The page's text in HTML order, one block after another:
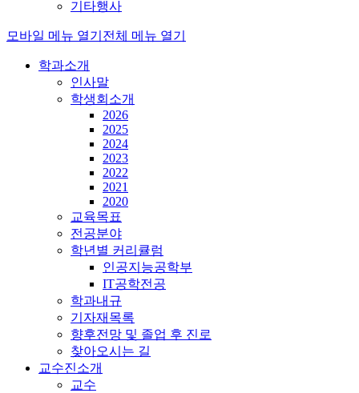
기타행사
모바일 메뉴 열기 전체 메뉴 열기
학과소개
인사말
학생회소개
2026
2025
2024
2023
2022
2021
2020
교육목표
전공분야
학년별 커리큘럼
인공지능공학부
IT공학전공
학과내규
기자재목록
향후전망 및 졸업 후 진로
찾아오시는 길
교수진소개
교수